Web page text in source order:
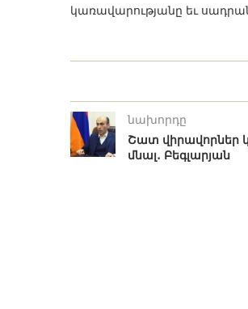
կառավարությանը եւ
նախորդը
Շատ վիրավորներ
մնալ․ Բեգլարյան